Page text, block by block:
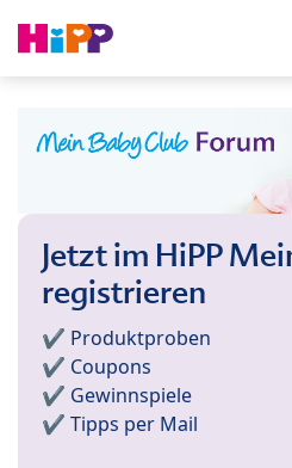
Jetzt im HiPP
registrieren
✔️ Produktproben
✔️ Coupons
✔️ Gewinnspiele
✔️ Tipps per Mail